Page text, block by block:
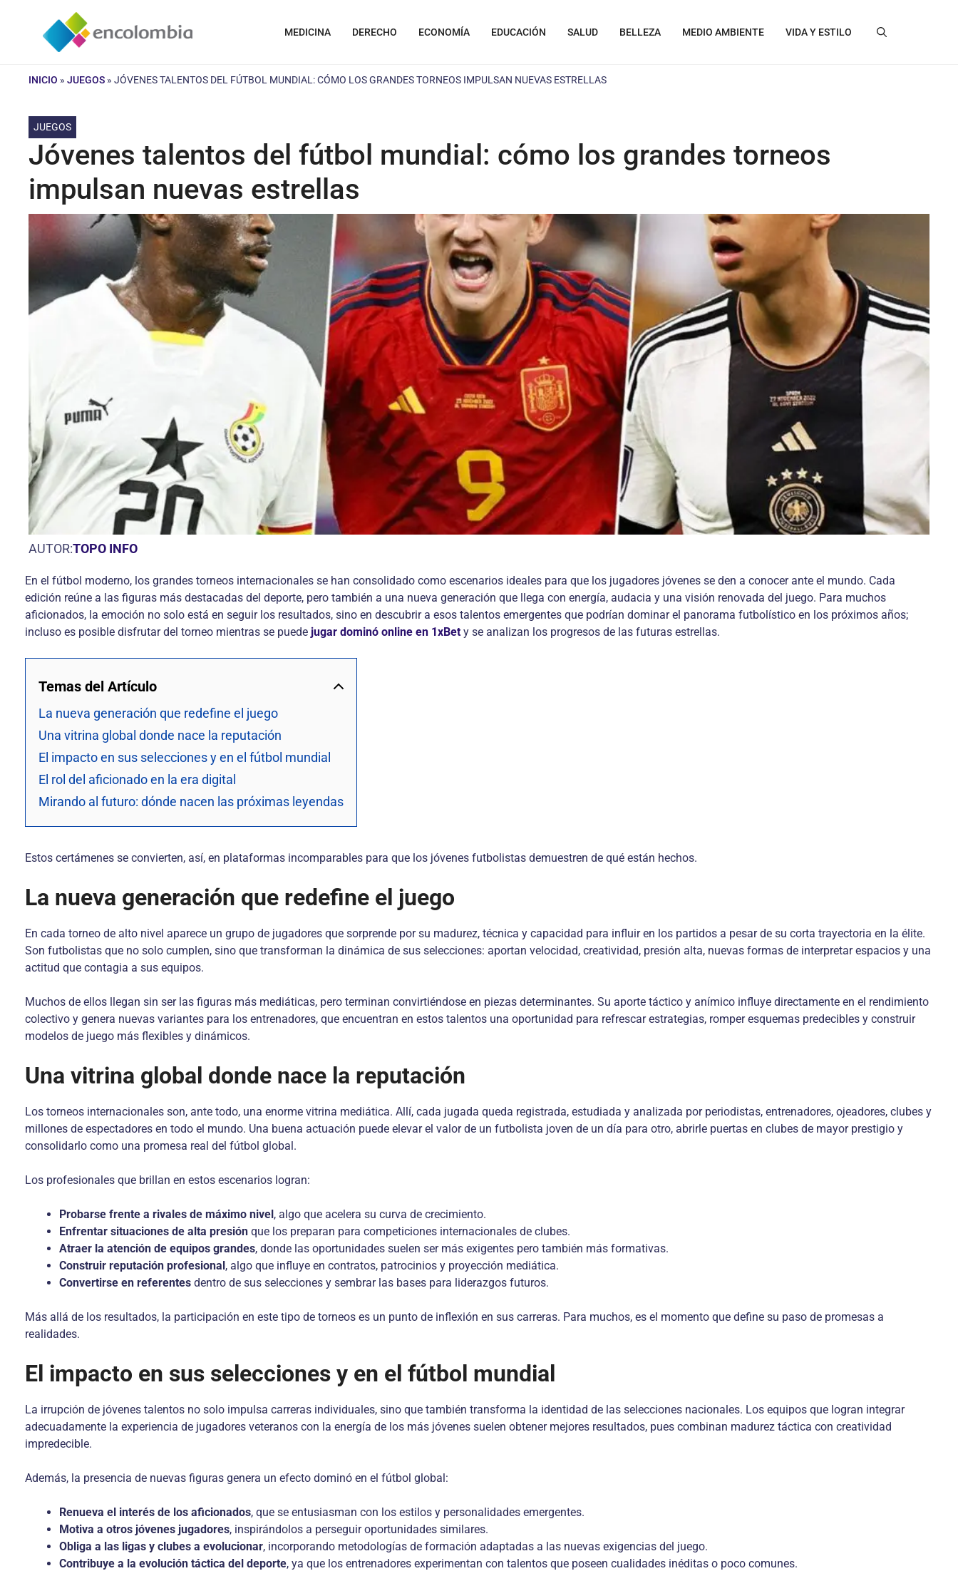
contenido
MEDICINA DERECHO ECONOMÍA EDUCACIÓN SALUD BELLEZA MEDIO AMBIENTE VIDA Y ESTILO
INICIO » JUEGOS » JÓVENES TALENTOS DEL FÚTBOL MUNDIAL: CÓMO LOS GRANDES TORNEOS IMPULSAN NUEVAS ESTRELLAS
JUEGOS
Jóvenes talentos del fútbol mundial: cómo los grandes torneos
impulsan nuevas estrellas
AUTOR:TOPO INFO
En el fútbol moderno, los grandes torneos internacionales se han consolidado como escenarios ideales para que los jugadores jóvenes se den a conocer ante el mundo. Cada
edición reúne a las figuras más destacadas del deporte, pero también a una nueva generación que llega con energía, audacia y una visión renovada del juego. Para muchos
aficionados, la emoción no solo está en seguir los resultados, sino en descubrir a esos talentos emergentes que podrían dominar el panorama futbolístico en los próximos años;
incluso es posible disfrutar del torneo mientras se puede jugar dominó online en 1xBety se analizan los progresos de las futuras estrellas.
Temas del Artículo
La nueva generación que redefine el juego
Una vitrina global donde nace la reputación
El impacto en sus selecciones y en el fútbol mundial
El rol del aficionado en la era digital
Mirando al futuro: dónde nacen las próximas leyendas
Estos certámenes se convierten, así, en plataformas incomparables para que los jóvenes futbolistas demuestren de qué están hechos.
La nueva generación que redefine el juego
En cada torneo de alto nivel aparece un grupo de jugadores que sorprende por su madurez, técnica y capacidad para influir en los partidos a pesar de su corta trayectoria en la élite.
Son futbolistas que no solo cumplen, sino que transforman la dinámica de sus selecciones: aportan velocidad, creatividad, presión alta, nuevas formas de interpretar espacios y una
actitud que contagia a sus equipos.
Muchos de ellos llegan sin ser las figuras más mediáticas, pero terminan convirtiéndose en piezas determinantes. Su aporte táctico y anímico influye directamente en el rendimiento
colectivo y genera nuevas variantes para los entrenadores, que encuentran en estos talentos una oportunidad para refrescar estrategias, romper esquemas predecibles y construir
modelos de juego más flexibles y dinámicos.
Una vitrina global donde nace la reputación
Los torneos internacionales son, ante todo, una enorme vitrina mediática. Allí, cada jugada queda registrada, estudiada y analizada por periodistas, entrenadores, ojeadores, clubes y
millones de espectadores en todo el mundo. Una buena actuación puede elevar el valor de un futbolista joven de un día para otro, abrirle puertas en clubes de mayor prestigio y
consolidarlo como una promesa real del fútbol global.
Los profesionales que brillan en estos escenarios logran:
Probarse frente a rivales de máximo nivel, algo que acelera su curva de crecimiento.
Enfrentar situaciones de alta presión que los preparan para competiciones internacionales de clubes.
Atraer la atención de equipos grandes, donde las oportunidades suelen ser más exigentes pero también más formativas.
Construir reputación profesional, algo que influye en contratos, patrocinios y proyección mediática.
Convertirse en referentes dentro de sus selecciones y sembrar las bases para liderazgos futuros.
Más allá de los resultados, la participación en este tipo de torneos es un punto de inflexión en sus carreras. Para muchos, es el momento que define su paso de promesas a
realidades.
El impacto en sus selecciones y en el fútbol mundial
La irrupción de jóvenes talentos no solo impulsa carreras individuales, sino que también transforma la identidad de las selecciones nacionales. Los equipos que logran integrar
adecuadamente la experiencia de jugadores veteranos con la energía de los más jóvenes suelen obtener mejores resultados, pues combinan madurez táctica con creatividad
impredecible.
Además, la presencia de nuevas figuras genera un efecto dominó en el fútbol global:
Renueva el interés de los aficionados, que se entusiasman con los estilos y personalidades emergentes.
Motiva a otros jóvenes jugadores, inspirándolos a perseguir oportunidades similares.
Obliga a las ligas y clubes a evolucionar, incorporando metodologías de formación adaptadas a las nuevas exigencias del juego.
Contribuye a la evolución táctica del deporte, ya que los entrenadores experimentan con talentos que poseen cualidades inéditas o poco comunes.